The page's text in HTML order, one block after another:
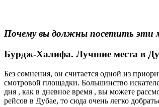
Почему вы должны посетить эти
Бурдж-Халифа. Лучшие места в
Без сомнения, он считается одной из
смотровой площадки. Большинство
дня , как в дневное время , вы можете
рейсов в Дубае, то сюда очень легко